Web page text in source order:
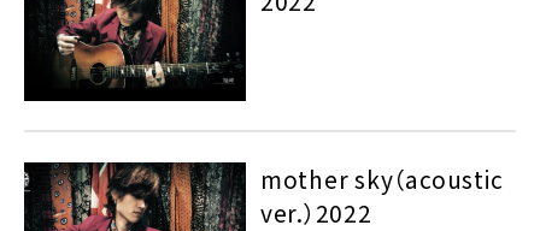
mother sky（acoustic
ver.）2022